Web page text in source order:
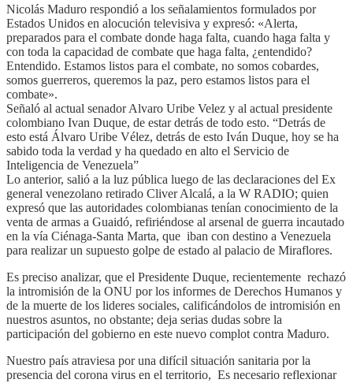
Nicolás Maduro respondió a los señalamientos formulados por
Estados Unidos en alocución televisiva y expresó: «Alerta,
preparados para el combate donde haga falta, cuando haga falta y
con toda la capacidad de combate que haga falta, ¿entendido?
Entendido. Estamos listos para el combate, no somos cobardes,
somos guerreros, queremos la paz, pero estamos listos para el
combate».
Señaló al actual senador Alvaro Uribe Velez y al actual presidente
colombiano Ivan Duque, de estar detrás de todo esto. “Detrás de
esto está Álvaro Uribe Vélez, detrás de esto Iván Duque, hoy se ha
sabido toda la verdad y ha quedado en alto el Servicio de
Inteligencia de Venezuela”
Lo anterior, salió a la luz pública luego de las declaraciones del Ex
general venezolano retirado Cliver Alcalá, a la W RADIO; quien
expresó que las autoridades colombianas tenían conocimiento de la
venta de armas a Guaidó, refiriéndose al arsenal de guerra incautado
en la vía Ciénaga-Santa Marta, que iban con destino a Venezuela
para realizar un supuesto golpe de estado al palacio de Miraflores.
Es preciso analizar, que el Presidente Duque, recientemente rechazó
la intromisión de la ONU por los informes de Derechos Humanos y
de la muerte de los lideres sociales, calificándolos de intromisión en
nuestros asuntos, no obstante; deja serias dudas sobre la
participación del gobierno en este nuevo complot contra Maduro.
Nuestro país atraviesa por una difícil situación sanitaria por la
presencia del corona virus en el territorio, Es necesario reflexionar